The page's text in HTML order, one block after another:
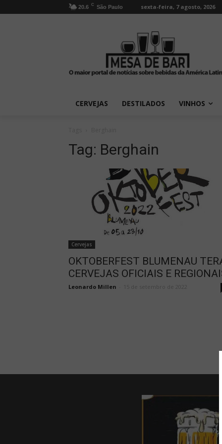
20.6 C São Paulo sexta-feira, 7 agosto, 2026
CERVEJAS DESTILADOS VINHOS
Tag: Berghain
Cervejas
OKTOBERFEST BLUMENAU
CERVEJAS OFICIAIS E
Leonardo Millen 15 de setembro de 2022